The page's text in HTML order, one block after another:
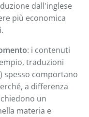
dall'inglese
più economica
: i contenuti
traduzioni
spesso comportano
a differenza
un
materia e